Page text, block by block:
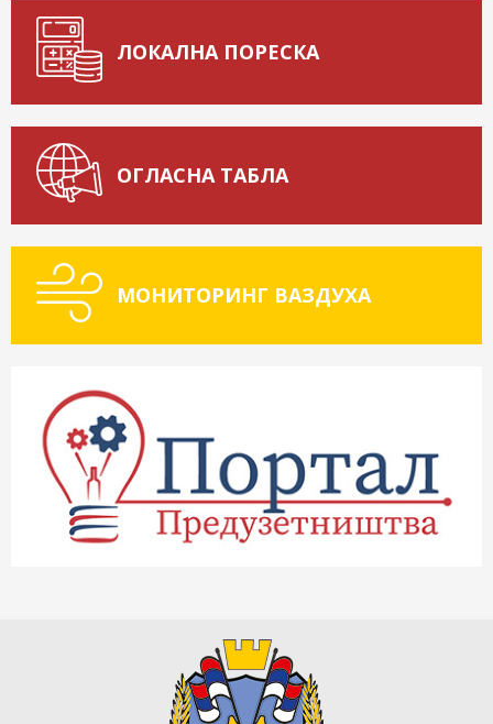
ЛОКАЛНА ПОРЕСКА
ОГЛАСНА ТАБЛА
МОНИТОРИНГ ВАЗДУХА